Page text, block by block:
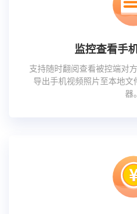
监控查看手
支持随时翻阅查看被控端对
导出手机视频照片至本地
器。